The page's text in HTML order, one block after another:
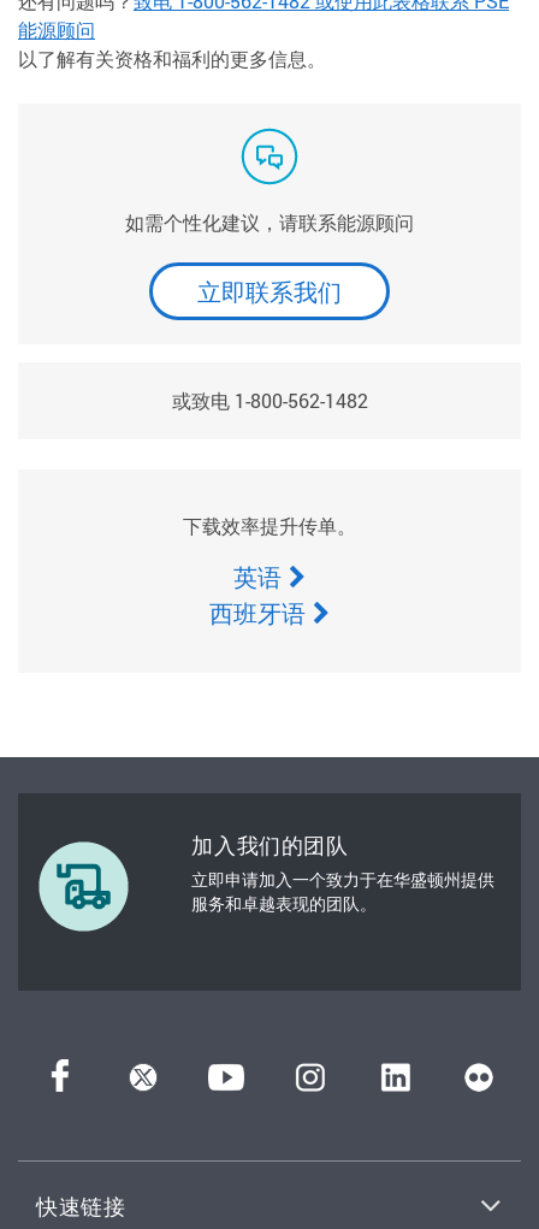
能源顾问
以了解有关资格和福利的更多信息。
如需个性化建议，请联系能源顾问
立即联系我们
或致电 1-800-562-1482
下载效率提升传单。
英语
西班牙语
加入我们的团队
立即申请加入一个致力于在华盛顿州提供
服务和卓越表现的团队。
快速链接